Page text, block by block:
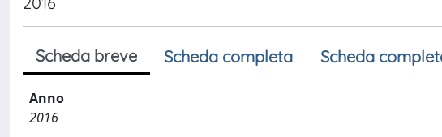
Scheda breve Scheda completa Scheda
Anno
2016